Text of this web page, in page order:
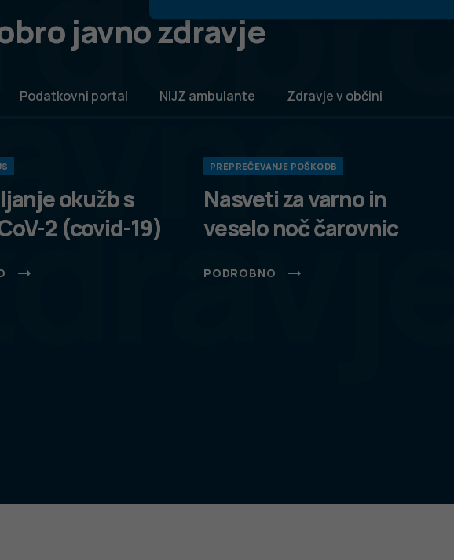
javno zdravje
Podatkovni portal NIJZ ambulante Zdravje v občini
okužb s
2 (covid-19)
PREPREČEVANJE POŠKODB
Nasveti za varno in
veselo noč čarovnic
PODROBNO